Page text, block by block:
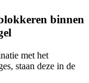
binnen
met het
staan deze in de